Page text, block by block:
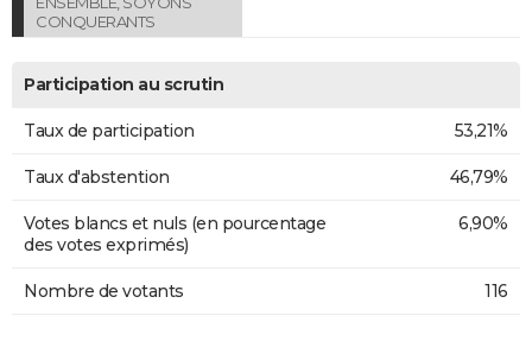
CONQUERANTS
Participation au scrutin
Taux de participation 53,21%
Taux d'abstention 46,79%
Votes blancs et nuls (en pourcentage
des votes exprimés)
6,90%
Nombre de votants 116